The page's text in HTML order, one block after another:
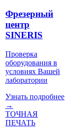
Фрезерный
центр
SINERIS
Проверка
оборудования в
условиях Вашей
лаборатории
Узнать подробнее
→
ТОЧНАЯ
ПЕЧАТЬ